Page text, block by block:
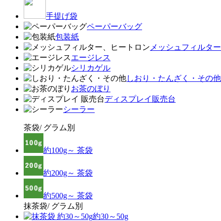
手提げ袋
ペーパーバッグ
包装紙
メッシュフィルタ
エージレス
シリカゲル
しおり・たんざく・その他
お茶のぼり
ディスプレイ販売台
シーラー
茶袋/ グラム別
約100g～ 茶袋
約200g～ 茶袋
約500g～ 茶袋
抹茶袋/ グラム別
約30～50g